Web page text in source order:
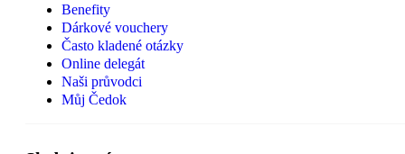
Benefity
Dárkové vouchery
Často kladené otázky
Online delegát
Naši průvodci
Můj Čedok